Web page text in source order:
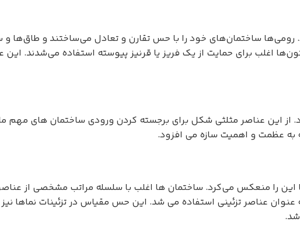
رومی‌ها ساختمان‌های خود را با حس تقارن و تعادل می‌ساختند و طاق‌ها
اغلب برای حمایت از یک فریز یا قرنیز پیوسته استفاده می‌شدند. این
از این عناصر مثلثی شکل برای برجسته کردن ورودی ساختمان های مهم
به عظمت و اهمیت سازه می افزود.
را منعکس می‌کرد. ساختمان ها اغلب با سلسله مراتب مشخصی از
عناصر تزئینی استفاده می شد. این حس مقیاس در تزئینات نماها